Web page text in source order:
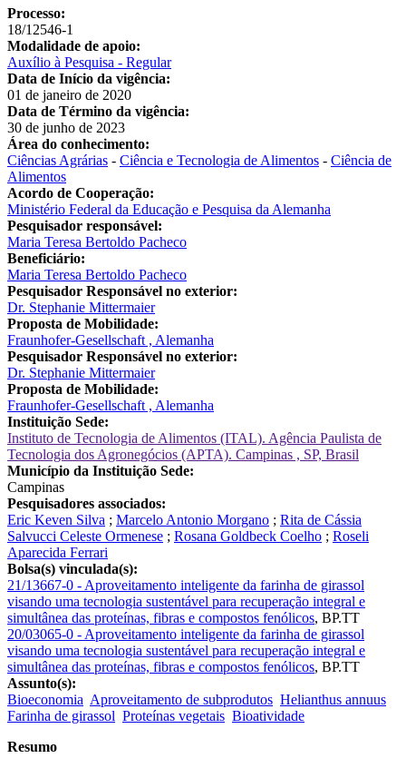
Processo:
18/12546-1
Modalidade de apoio:
Auxílio à Pesquisa - Regular
Data de Início da vigência:
01 de janeiro de 2020
Data de Término da vigência:
30 de junho de 2023
Área do conhecimento:
Ciências Agrárias - Ciência e Tecnologia de Alimentos - Ciência de
Alimentos
Acordo de Cooperação:
Ministério Federal da Educação e Pesquisa da Alemanha
Pesquisador responsável:
Maria Teresa Bertoldo Pacheco
Beneficiário:
Maria Teresa Bertoldo Pacheco
Pesquisador Responsável no exterior:
Dr. Stephanie Mittermaier
Proposta de Mobilidade:
Fraunhofer-Gesellschaft , Alemanha
Pesquisador Responsável no exterior:
Dr. Stephanie Mittermaier
Proposta de Mobilidade:
Fraunhofer-Gesellschaft , Alemanha
Instituição Sede:
Instituto de Tecnologia de Alimentos (ITAL). Agência Paulista de
Tecnologia dos Agronegócios (APTA). Campinas , SP, Brasil
Município da Instituição Sede:
Campinas
Pesquisadores associados:
Eric Keven Silva ; Marcelo Antonio Morgano ; Rita de Cássia
Salvucci Celeste Ormenese ; Rosana Goldbeck Coelho ; Roseli
Aparecida Ferrari
Bolsa(s) vinculada(s):
21/13667-0 - Aproveitamento inteligente da farinha de girassol
visando uma tecnologia sustentável para recuperação integral e
simultânea das proteínas, fibras e compostos fenólicos, BP.TT
20/03065-0 - Aproveitamento inteligente da farinha de girassol
visando uma tecnologia sustentável para recuperação integral e
simultânea das proteínas, fibras e compostos fenólicos, BP.TT
Assunto(s):
Bioeconomia Aproveitamento de subprodutos Helianthus annuus
Farinha de girassol Proteínas vegetais Bioatividade
Resumo